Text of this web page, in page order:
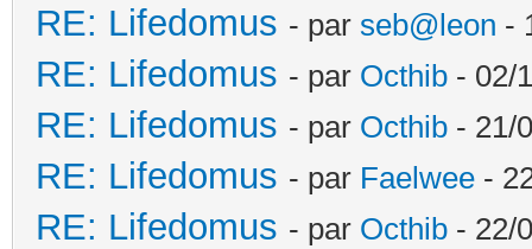
RE: Lifedomus - par seb@leon -
RE: Lifedomus - par Octhib - 02/
RE: Lifedomus - par Octhib - 21/
RE: Lifedomus - par Faelwee -
RE: Lifedomus - par Octhib - 22/